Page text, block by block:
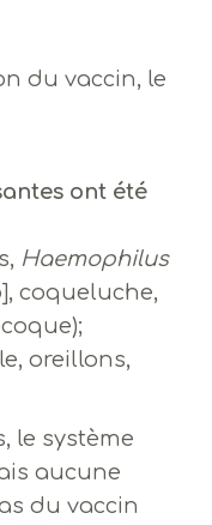
du vaccin, le
ont été
Haemophilus
coqueluche,
oreillons,
le système
aucune
du vaccin